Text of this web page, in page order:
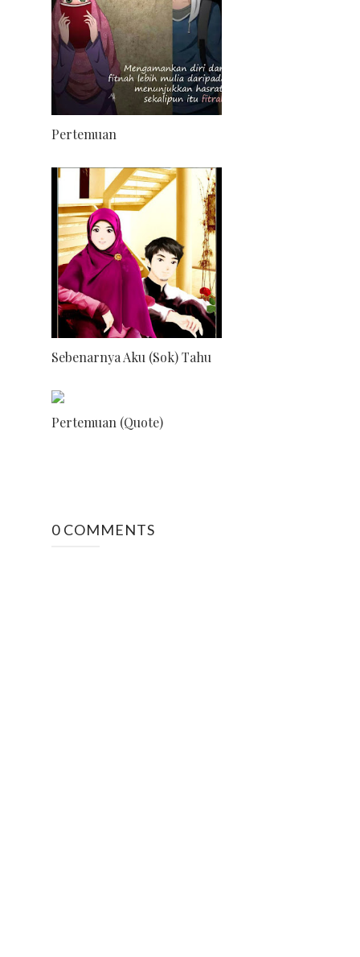
Pertemuan
Sebenarnya Aku (Sok) Tahu
Pertemuan (Quote)
0 COMMENTS